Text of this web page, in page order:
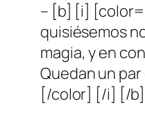
– [b] [i]
quisiésemos
magia, y en
Quedan un
[/color] [/i] [/b]